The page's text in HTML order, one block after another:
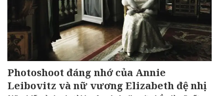
Photoshoot đáng nhớ của Annie
Leibovitz và nữ vương Elizabeth đệ nhị